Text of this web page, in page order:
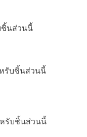
ชิ้นส่วนนี้
หรับชิ้นส่วนนี้
รับชิ้นส่วนนี้